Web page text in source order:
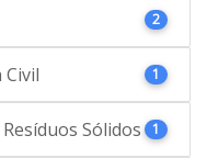
2
1
Sólidos 1